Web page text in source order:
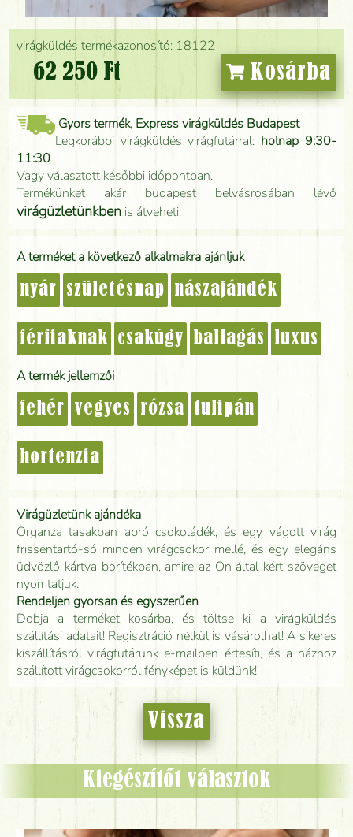
virágküldés termékazonosító: 18122
62 250 Ft Kosárba
Gyors termék, Express virágküldés Budapest
Legkorábbi virágküldés virágfutárral: holnap 9:30-
11:30
Vagy választott későbbi időpontban.
Termékünket akár budapest belvásrosában lévő
virágüzletünkben is átveheti.
A terméket a következő alkalmakra ajánljuk
nyár születésnap nászajándék
férfiaknak csakúgy ballagás luxus
A termék jellemzői
fehér vegyes rózsa tulipán
hortenzia
Virágüzletünk ajándéka
Organza tasakban apró csokoládék, és egy vágott virág
frissentartó-só minden virágcsokor mellé, és egy elegáns
üdvözlő kártya borítékban, amire az Ön által kért szöveget
nyomtatjuk.
Rendeljen gyorsan és egyszerűen
Dobja a terméket kosárba, és töltse ki a virágküldés
szállítási adatait! Regisztráció nélkül is vásárolhat! A sikeres
kiszállításról virágfutárunk e-mailben értesíti, és a házhoz
szállított virágcsokorról fényképet is küldünk!
Vissza
Kiegészítőt választok